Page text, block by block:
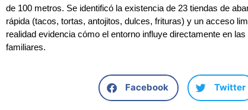
de 100 metros. Se identificó la existencia de 23 tiendas de
rápida (tacos, tortas, antojitos, dulces, frituras) y un acceso
realidad evidencia cómo el entorno influye directamente en
familiares.
Facebook Twitter